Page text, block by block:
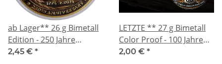
ab Lager** 26 g Bimetall
Edition - 250 Jahre
Amerika 1776 - 2026 -
2,45 € *
LETZTE ** 27 g Bimetall
Color Proof - 100 Jahre
ROUTE 66 - Americas
2,00 € *